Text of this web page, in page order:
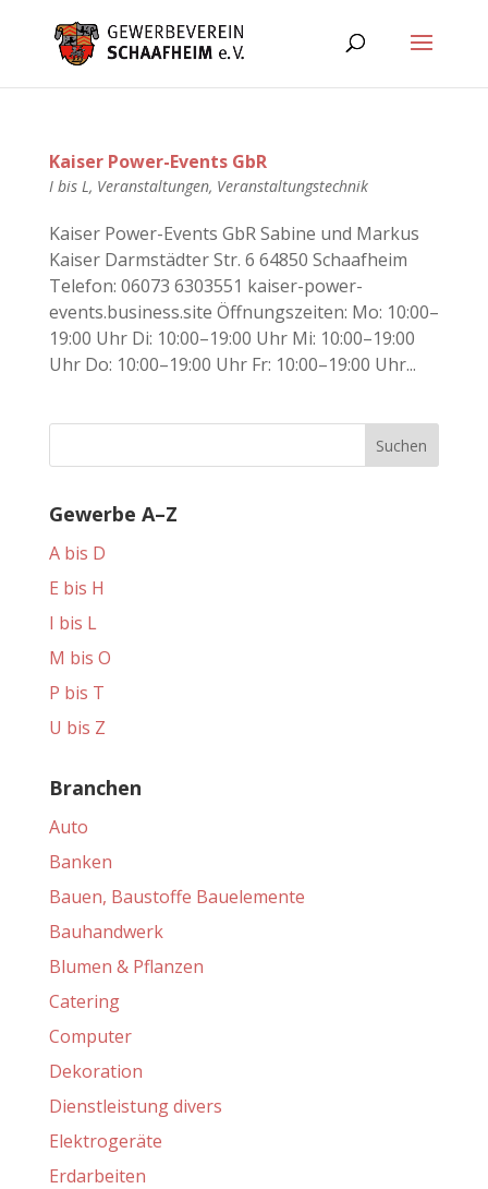
Kaiser Power-Events GbR
I bis L, Veranstaltungen, Veranstaltungstechnik
Kaiser Power-Events GbR Sabine und Markus
Kaiser Darmstädter Str. 6 64850 Schaafheim
Telefon: 06073 6303551 kaiser-power-
events.business.site Öffnungszeiten: Mo: 10:00–
19:00 Uhr Di: 10:00–19:00 Uhr Mi: 10:00–19:00
Uhr Do: 10:00–19:00 Uhr Fr: 10:00–19:00 Uhr...
Gewerbe A–Z
A bis D
E bis H
I bis L
M bis O
P bis T
U bis Z
Branchen
Auto
Banken
Bauen, Baustoffe Bauelemente
Bauhandwerk
Blumen & Pflanzen
Catering
Computer
Dekoration
Dienstleistung divers
Elektrogeräte
Erdarbeiten